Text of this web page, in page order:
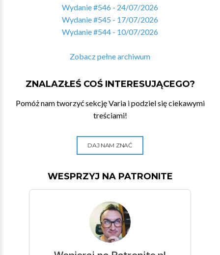
Wydanie #546 - 24/07/2026
Wydanie #545 - 17/07/2026
Wydanie #544 - 10/07/2026
Zobacz pełne archiwum
ZNALAZŁEŚ COŚ INTERESUJĄCEGO?
Pomóż nam tworzyć sekcję Varia i podziel się ciekawymi
treściami!
DAJ NAM ZNAĆ
WESPRZYJ NA PATRONITE